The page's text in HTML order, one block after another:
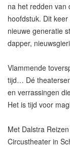
na het redden van
hoofdstuk. Dit
nieuwe generatie
dapper,
Vlammende
tijd… Dé
en verrassingen
Het is tijd voor
Met Dalstra
Circustheater in